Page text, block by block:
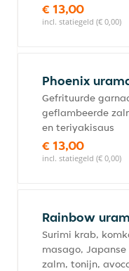
€ 13,00
incl. statiegeld (€ 0,00)
Phoenix
Gefrituurde
geflambeerde
en teriyakisaus
€ 13,00
incl. statiegeld (€ 0,00)
Rainbow
Surimi krab,
masago,
zalm, tonijn,